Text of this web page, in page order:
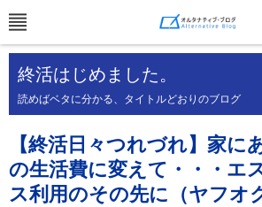
終活はじめました。
読めばベタに分かる、タイトルどおりのブログ
【終活日々つれづれ】家に
の生活費に変えて・・・エ
ス利用のその先に（ヤフオ